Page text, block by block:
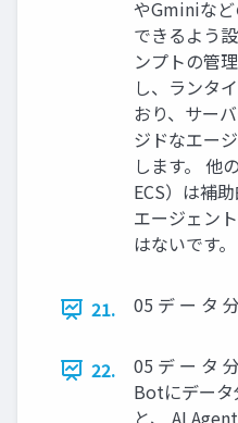
やGminiな
できるよう
ンプトの管
し、ランタ
おり、サー
ジドなエー
します。 他
ECS）は補
エージェン
はないです。
21. 05 デ ー タ
22.
05 デ ー タ
Botにデータ